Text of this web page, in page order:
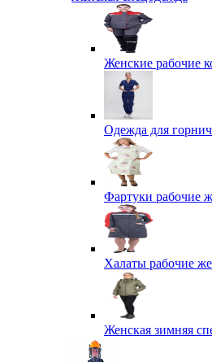
Женские рабочие
Одежда для
Фартуки рабочие
Халаты рабочие
Женская зимняя